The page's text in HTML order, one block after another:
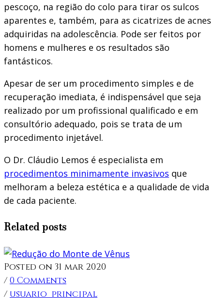
pescoço, na região do colo para tirar os sulcos
aparentes e, também, para as cicatrizes de acnes
adquiridas na adolescência. Pode ser feitos por
homens e mulheres e os resultados são
fantásticos.
Apesar de ser um procedimento simples e de
recuperação imediata, é indispensável que seja
realizado por um profissional qualificado e em
consultório adequado, pois se trata de um
procedimento injetável.
O Dr. Cláudio Lemos é especialista em
procedimentos minimamente invasivos que
melhoram a beleza estética e a qualidade de vida
de cada paciente.
Related posts
Posted on 31 mar 2020
/ 0 Comments
/ usuario_principal